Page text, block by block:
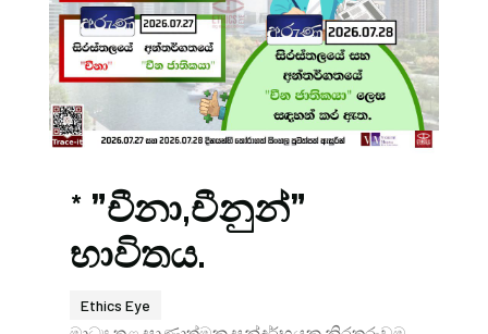
* ”චීනා,චීනුන්”
භාවිතය.
Ethics Eye